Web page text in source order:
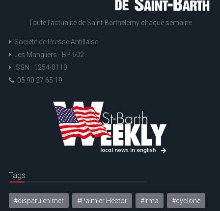
Toute l'actualité de Saint-Barthélemy chaque semaine
Société de Presse Antillaise
Les Mangliers - BP 602
ISSN : 1254-0110
05 90 27 65 19
Tags
#disparu en mer #Palmier Hector #Irma #cyclone